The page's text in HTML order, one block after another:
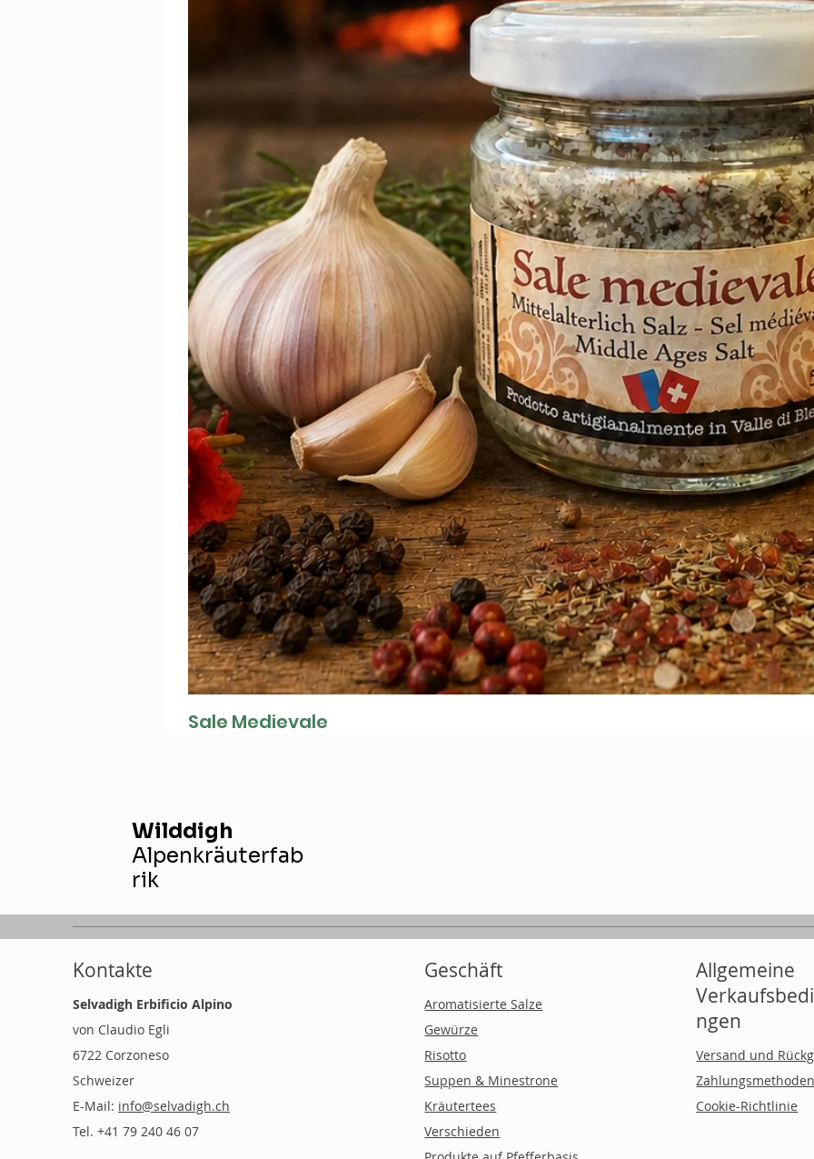
Sale Medievale
Wilddigh
Alpenkräuterfab
rik
Kontakte
Selvadigh Erbificio Alpino
von Claudio Egli
6722 Corzoneso
Schweizer
E-Mail: info@selvadigh.ch
Tel. +41 79 240 46 07
Geschäft
Aromatisierte Salze
Gewürze
Risotto
Suppen & Minestrone
Kräutertees
Verschieden
Allgemeine
ngen
Versand und
Zahlungsmethoden
Cookie-Richtlinie